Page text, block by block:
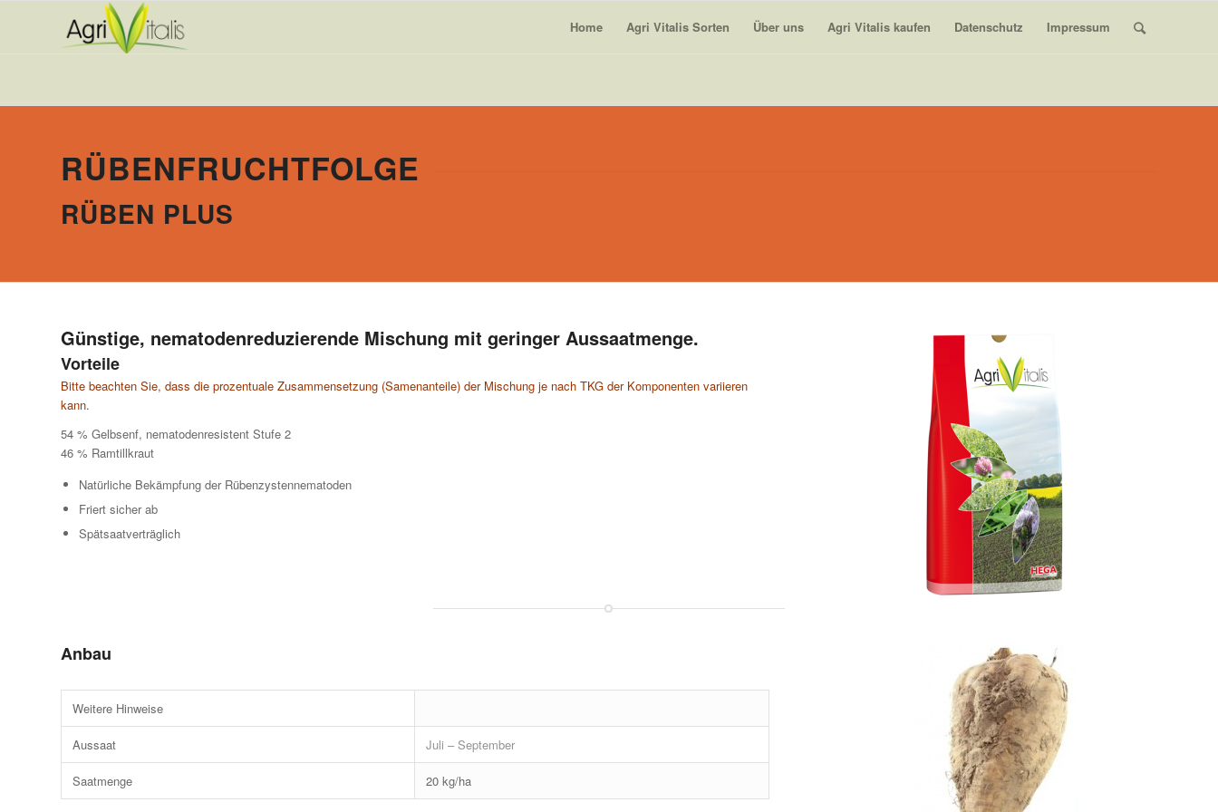
Home Agri Vitalis Sorten Über uns Agri Vitalis kaufen Datenschutz Impressum
RÜBENFRUCHTFOLGE
RÜBEN PLUS
Günstige, nematodenreduzierende Mischung mit geringer Aussaatmenge.
Vorteile
Bitte beachten Sie, dass die prozentuale Zusammensetzung (Samenanteile) der Mischung je nach TKG der Komponenten variieren
kann.
54 % Gelbsenf, nematodenresistent Stufe 2
46 % Ramtillkraut
Natürliche Bekämpfung der Rübenzystennematoden
Friert sicher ab
Spätsaatverträglich
Anbau
Weitere Hinweise
Aussaat Juli – September
Saatmenge 20 kg/ha